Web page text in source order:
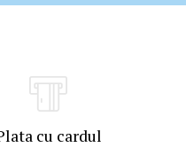
cu cardul